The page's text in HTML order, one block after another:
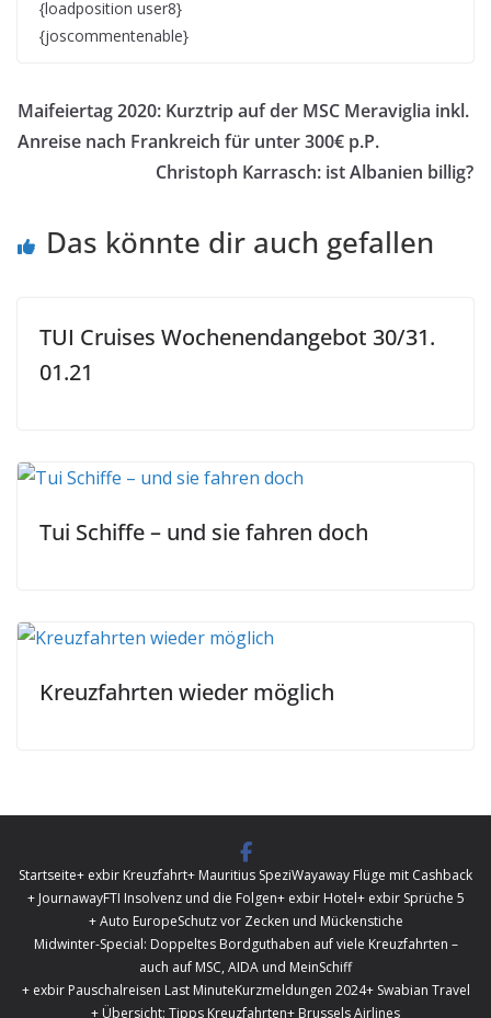
{loadposition user8}
{joscommentenable}
Maifeiertag 2020: Kurztrip auf der MSC Meraviglia inkl.
Anreise nach Frankreich für unter 300€ p.P.
Christoph Karrasch: ist Albanien billig?
Das könnte dir auch gefallen
TUI Cruises Wochenendangebot 30/31.
01.21
Tui Schiffe – und sie fahren doch
Kreuzfahrten wieder möglich
Startseite+ exbir Kreuzfahrt+ Mauritius SpeziWayaway Flüge mit Cashback
+ JournawayFTI Insolvenz und die Folgen+ exbir Hotel+ exbir Sprüche 5
+ Auto EuropeSchutz vor Zecken und Mückenstiche
Midwinter-Special: Doppeltes Bordguthaben auf viele Kreuzfahrten –
auch auf MSC, AIDA und MeinSchiff
+ exbir Pauschalreisen Last MinuteKurzmeldungen 2024+ Swabian Travel
+ Übersicht: Tipps Kreuzfahrten+ Brussels Airlines